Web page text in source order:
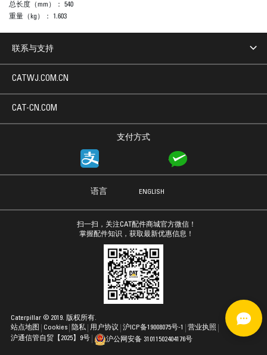
总长度（mm）： 540
重量（kg）： 1.603
联系与支持
支付方式
CATWJ.COM.CN
CAT-CN.COM
语言 ENGLISH
扫一扫，关注CAT配件商城官方微信！
掌握配件知识，获取最新优惠信息！
站点地图 Cookies 隐私 用户协议
Caterpillar © 2019. 版权所有.
沪ICP备19008075号-1
营业执照
沪通信管自贸【2025】9号
沪公网安备 31011502404176号